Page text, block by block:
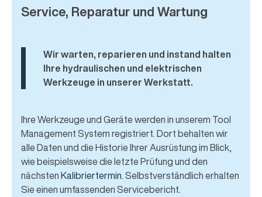
Service, Reparatur und Wartung
Wir warten, reparieren und instand halten
Ihre hydraulischen und elektrischen
Werkzeuge in unserer Werkstatt.
Ihre Werkzeuge und Geräte werden in unserem Tool
Management System registriert. Dort behalten wir
alle Daten und die Historie Ihrer Ausrüstung im Blick,
wie beispielsweise die letzte Prüfung und den
nächstenKalibriertermin. Selbstverständlich erhalten
Sie einen umfassenden Servicebericht.